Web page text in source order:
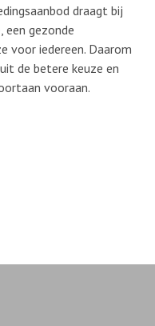
draagt bij
een gezonde
voor iedereen. Daarom
de betere keuze en
vooraan.